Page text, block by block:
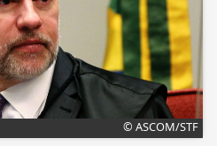
© ASCOM/STF